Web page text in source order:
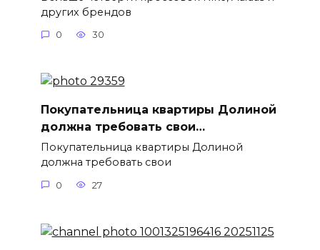
других брендов
0 30
Покупательница квартиры Долиной
должна требовать свои…
Покупательница квартиры Долиной
должна требовать свои
0 27